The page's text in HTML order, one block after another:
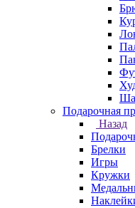
Подарочная
Назад
Брелки
Игры
Кружки